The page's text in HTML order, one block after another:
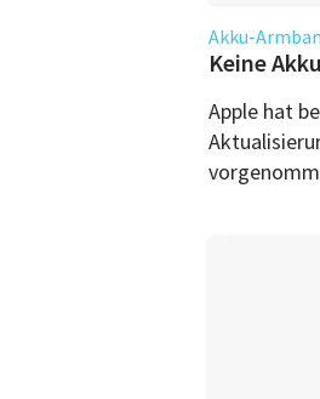
Akku-
Keine
Apple hat